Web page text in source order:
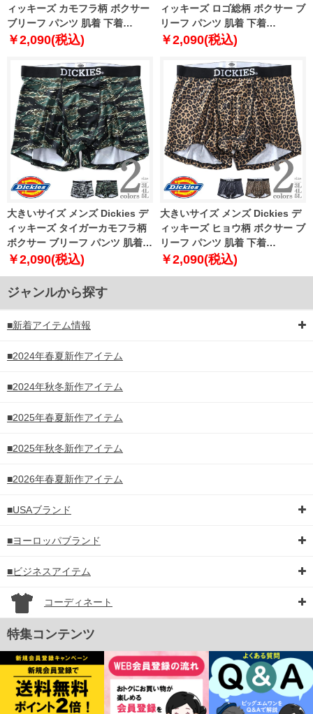
ィッキーズ カモフラ柄 ボクサー
ブリーフ パンツ 肌着 下着
80212600
￥2,090(税込)
ィッキーズ ロゴ総柄 ボクサー ブ
リーフ パンツ 肌着 下着
80212700
￥2,090(税込)
大きいサイズ メンズ Dickies デ
ィッキーズ タイガーカモフラ柄
ボクサー ブリーフ パンツ 肌着
下着 80533100
￥2,090(税込)
大きいサイズ メンズ Dickies デ
ィッキーズ ヒョウ柄 ボクサー ブ
リーフ パンツ 肌着 下着
80533200
￥2,090(税込)
ジャンルから探す
■新着アイテム情報
■2024年春夏新作アイテム
■2024年秋冬新作アイテム
■2025年春夏新作アイテム
■2025年秋冬新作アイテム
■2026年春夏新作アイテム
■USAブランド
■ヨーロッパブランド
■ビジネスアイテム
コーディネート
特集コンテンツ